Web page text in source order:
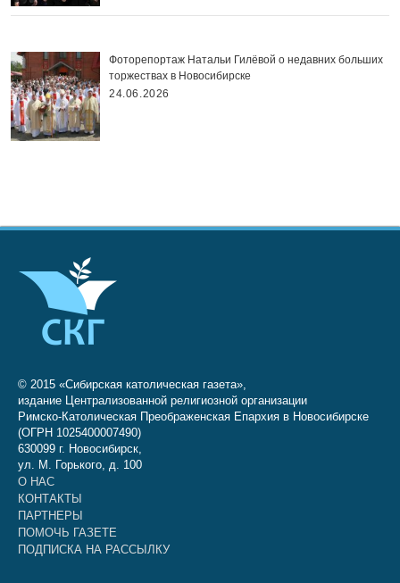
Фоторепортаж Натальи Гилёвой о недавних больших
торжествах в Новосибирске
24.06.2026
© 2015 «Сибирская католическая газета»,
издание Централизованной религиозной организации
Римско-Католическая Преображенская Епархия в Новосибирске
(ОГРН 1025400007490)
630099 г. Новосибирск,
ул. М. Горького, д. 100
О НАС
КОНТАКТЫ
ПАРТНЕРЫ
ПОМОЧЬ ГАЗЕТЕ
ПОДПИСКА НА РАССЫЛКУ